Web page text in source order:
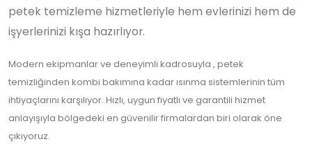
petek temizleme hizmetleriyle hem evlerinizi hem de
işyerlerinizi kışa hazırlıyor.
Modern ekipmanlar ve deneyimli kadrosuyla , petek
temizliğinden kombi bakımına kadar ısınma sistemlerinin tüm
ihtiyaçlarını karşılıyor. Hızlı, uygun fiyatlı ve garantili hizmet
anlayışıyla bölgedeki en güvenilir firmalardan biri olarak öne
çıkıyoruz.